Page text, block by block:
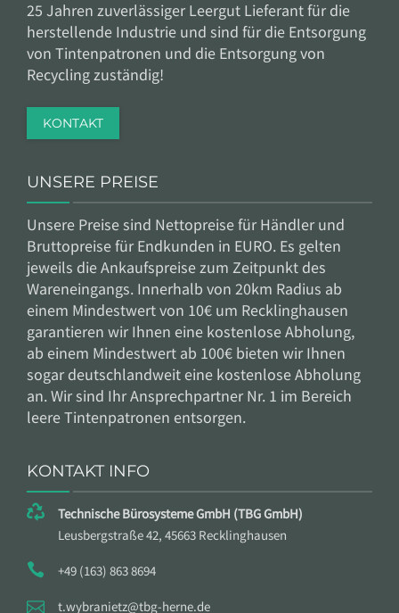
25 Jahren zuverlässiger Leergut Lieferant für die
herstellende Industrie und sind für die Entsorgung
von Tintenpatronen und die Entsorgung von
Recycling zuständig!
KONTAKT
UNSERE PREISE
Unsere Preise sind Nettopreise für Händler und
Bruttopreise für Endkunden in EURO. Es gelten
jeweils die Ankaufspreise zum Zeitpunkt des
Wareneingangs. Innerhalb von 20km Radius ab
einem Mindestwert von 10€ um Recklinghausen
garantieren wir Ihnen eine kostenlose Abholung,
ab einem Mindestwert ab 100€ bieten wir Ihnen
sogar deutschlandweit eine kostenlose Abholung
an. Wir sind Ihr Ansprechpartner Nr. 1 im Bereich
leere Tintenpatronen entsorgen.
KONTAKT INFO
Technische Bürosysteme GmbH (TBG GmbH)
Leusbergstraße 42, 45663 Recklinghausen
+49 (163) 863 8694
t.wybranietz@tbg-herne.de